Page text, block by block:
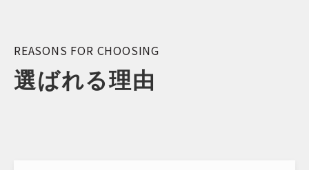
REASONS FOR CHOOSING
選ばれる理由